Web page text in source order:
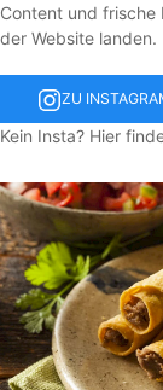
Content und frische
der Website landen.
ZU
Kein Insta? Hier